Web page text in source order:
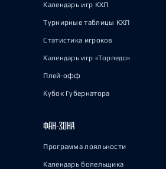
Календарь игр КХЛ
Турнирные таблицы КХЛ
Статистика игроков
Календарь игр «Торпедо»
Плей-офф
Кубок Губернатора
ФАН-ЗОНА
Программа лояльности
Календарь болельщика